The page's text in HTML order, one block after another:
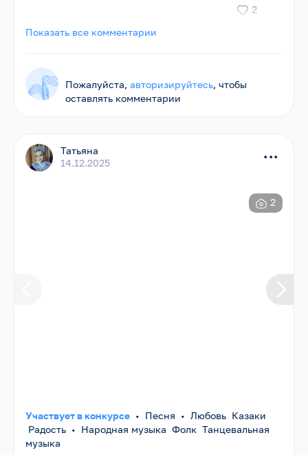
2
Показать все комментарии
Пожалуйста,авторизируйтесь, чтобы
оставлять комментарии
Татьяна
14.12.2025
...
2
Участвует в конкурсе • Песня • Любовь Казаки
Радость • Народная музыка Фолк Танцевальная
музыка